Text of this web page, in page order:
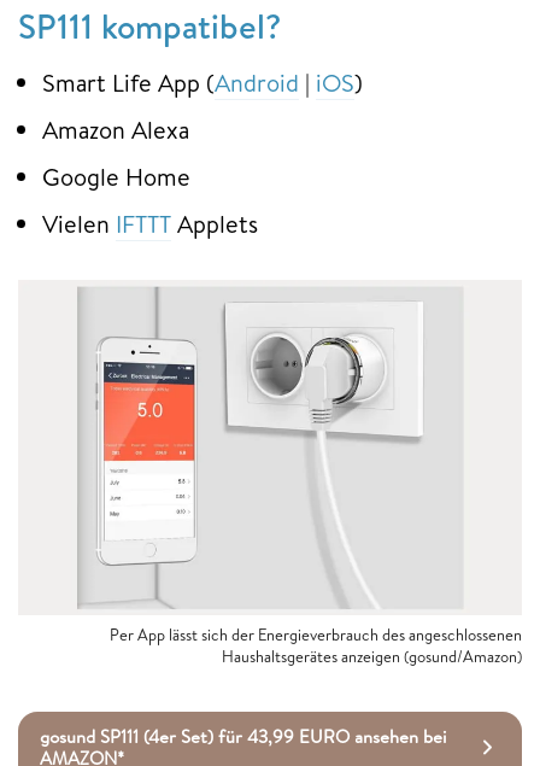
SP111 kompatibel?
Smart Life App (Android | iOS)
Amazon Alexa
Google Home
Vielen IFTTTApplets
Per App lässt sich der Energieverbrauch des angeschlossenen
Haushaltsgerätes anzeigen (gosund/Amazon)
gosund SP111 (4er Set) für 43,99 EURO ansehen bei
AMAZON*